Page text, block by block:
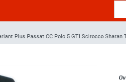
Plus Passat CC Polo 5 GTI Scirocco Sharan